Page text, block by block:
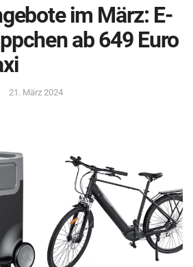
im März: E-
ab 649 Euro
21. März 2024